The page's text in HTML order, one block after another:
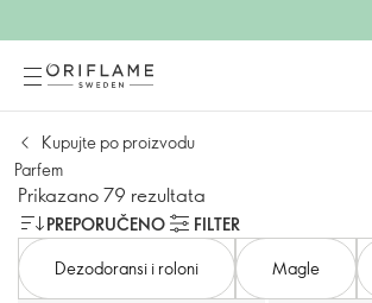
Kupujte po proizvodu
Parfem
Prikazano 79 rezultata
PREPORUČENO
FILTER
Dezodoransi i roloni
Magle